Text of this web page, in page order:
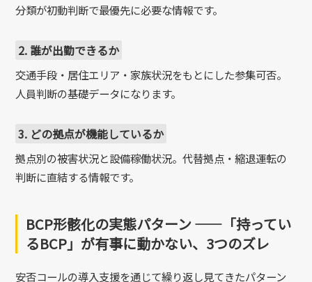
分類が初動判断で最優先に必要な情報です。
2. 誰が出勤できるか
交通手段・居住エリア・家族状況をもとにした参集可否。
人員判断の基礎データになります。
3. どの拠点が機能しているか
拠点別の被害状況と設備稼働状況。代替拠点・縮退運転の
判断に直結する情報です。
BCP形骸化の実態パターン ——「持ってい
るBCP」が有事に動かない、3つのズレ
安否コールの導入支援を通じて繰り返し見てきたパターン